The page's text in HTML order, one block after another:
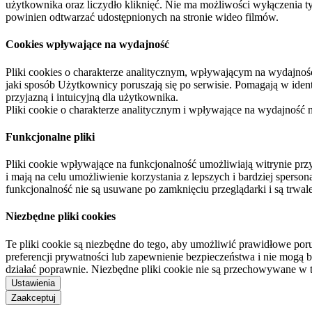
użytkownika oraz liczydło kliknięć. Nie ma możliwości wyłączenia
powinien odtwarzać udostępnionych na stronie wideo filmów.
Cookies wpływające na wydajność
Pliki cookies o charakterze analitycznym, wpływającym na
jaki sposób Użytkownicy poruszają się po serwisie. Pomagają w
przyjazną i intuicyjną dla użytkownika.
Pliki cookie o charakterze analitycznym i wpływające na
Funkcjonalne pliki
Pliki cookie wpływające na funkcjonalność umożliwiają witrynie
i mają na celu umożliwienie korzystania z lepszych i bardziej
funkcjonalność nie są usuwane po zamknięciu przeglądarki i są
Niezbędne pliki cookies
Te pliki cookie są niezbędne do tego, aby umożliwić prawidłowe
preferencji prywatności lub zapewnienie bezpieczeństwa i nie
działać poprawnie. Niezbędne pliki cookie nie są przechowywane
Ustawienia
Zaakceptuj